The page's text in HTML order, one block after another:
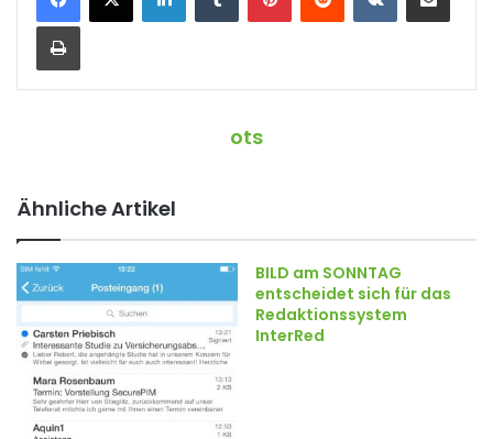
ots
Ähnliche Artikel
BILD am SONNTAG
entscheidet sich für das
Redaktionssystem
InterRed